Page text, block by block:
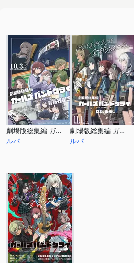
劇場版総集編 ガールズバンドクライ 青春狂走曲
ルパ
劇場版総集編 ガールズバンドクライ なぁ、未来。
ルパ